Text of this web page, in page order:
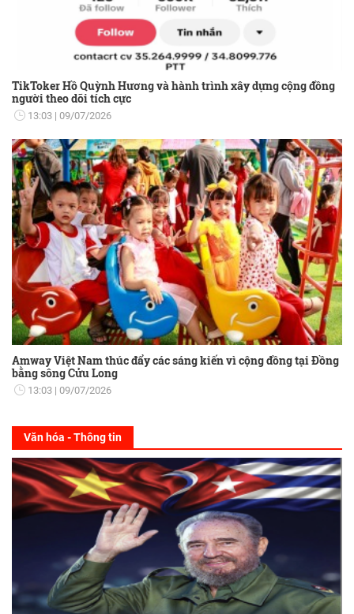
TikToker Hồ Quỳnh Hương và hành trình xây dựng cộng đồng
người theo dõi tích cực
13:03 09/07/2026
Amway Việt Nam thúc đẩy các sáng kiến vì cộng đồng tại Đồng
bằng sông Cửu Long
13:03 09/07/2026
Văn hóa - Thông tin